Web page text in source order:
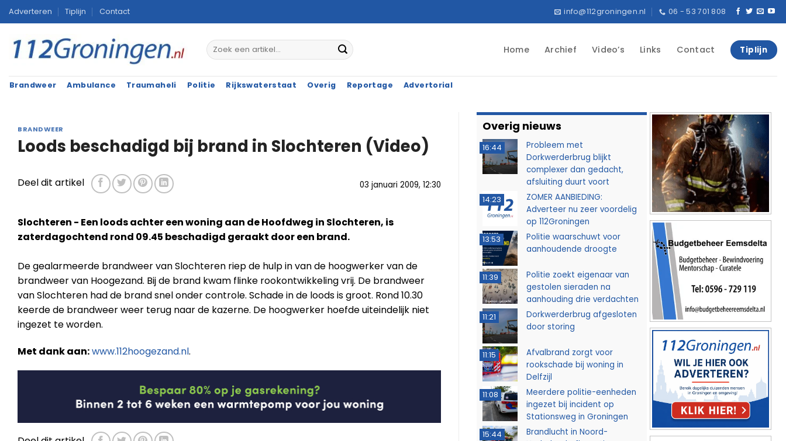
Ga
naar
inhoud
Adverteren Tiplijn Contact info@112groningen.nl 06 - 53 701 808
Home Archief Video’s Links Contact Tiplijn
Brandweer Ambulance Traumaheli Politie Rijkswaterstaat Overig Reportage Advertorial
BRANDWEER
Loods beschadigd bij brand in Slochteren (Video)
03 januari 2009, 12:30
Deel dit artikel
Slochteren - Een loods achter een woning aan de Hoofdweg in Slochteren, is
zaterdagochtend rond 09.45 beschadigd geraakt door een brand.
De gealarmeerde brandweer van Slochteren riep de hulp in van de hoogwerker van de
brandweer van Hoogezand. Bij de brand kwam flinke rookontwikkeling vrij. De brandweer
van Slochteren had de brand snel onder controle. Schade in de loods is groot. Rond 10.30
keerde de brandweer weer terug naar de kazerne. De hoogwerker hoefde uiteindelijk niet
ingezet te worden.
Met dank aan:www.112hoogezand.nl.
Overig nieuws
16:44
Probleem met
Dorkwerderbrug blijkt
complexer dan gedacht,
afsluiting duurt voort
14:23
ZOMER AANBIEDING:
Adverteer nu zeer voordelig
op 112Groningen
13:53
Politie waarschuwt voor
aanhoudende droogte
11:39
Politie zoekt eigenaar van
gestolen sieraden na
aanhouding drie verdachten
11:21
Dorkwerderbrug afgesloten
door storing
11:15
Afvalbrand zorgt voor
rookschade bij woning in
Delfzijl
11:08
Meerdere politie-eenheden
ingezet bij incident op
Stationsweg in Groningen
15:44
Brandlucht in Noord-